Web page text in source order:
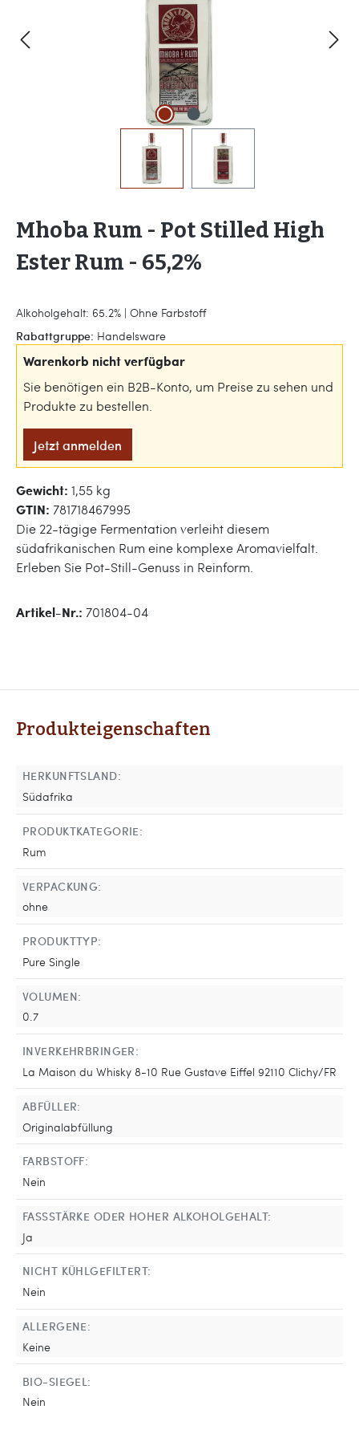
Mhoba Rum - Pot Stilled High
Ester Rum - 65,2%
Alkoholgehalt: 65.2% | Ohne Farbstoff
Rabattgruppe: Handelsware
Warenkorb nicht verfügbar
Sie benötigen ein B2B-Konto, um Preise zu sehen und
Produkte zu bestellen.
Jetzt anmelden
Gewicht: 1,55 kg
GTIN: 781718467995
Die 22-tägige Fermentation verleiht diesem
südafrikanischen Rum eine komplexe Aromavielfalt.
Erleben Sie Pot-Still-Genuss in Reinform.
Artikel-Nr.: 701804-04
Produkteigenschaften
HERKUNFTSLAND:
Südafrika
PRODUKTKATEGORIE:
Rum
VERPACKUNG:
ohne
PRODUKTTYP:
Pure Single
VOLUMEN:
0.7
INVERKEHRBRINGER:
La Maison du Whisky 8-10 Rue Gustave Eiffel 92110 Clichy/FR
ABFÜLLER:
Originalabfüllung
FARBSTOFF:
Nein
FASSSTÄRKE ODER HOHER ALKOHOLGEHALT:
Ja
NICHT KÜHLGEFILTERT:
Nein
ALLERGENE:
Keine
BIO-SIEGEL:
Nein